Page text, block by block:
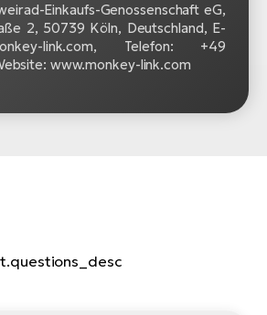
Einkaufs-Genossenschaft eG,
2, 50739 Köln, Deutschland, E-
link.com, Telefon: +49
www.monkey-link.com